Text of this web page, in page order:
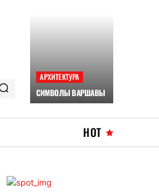
АРХИТЕКТУРА
СИМВОЛЫ ВАРШАВЫ
HOT